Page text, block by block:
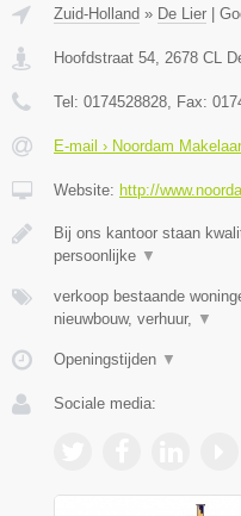
Zuid-Holland » De Lier
Hoofdstraat 54, 2678 CL
Tel: 0174528828, Fax:
E-mail › Noordam
Website: http://
Bij ons kantoor staan
persoonlijke ▼
verkoop bestaande
nieuwbouw, verhuur, ▼
Openingstijden ▼
Sociale media: